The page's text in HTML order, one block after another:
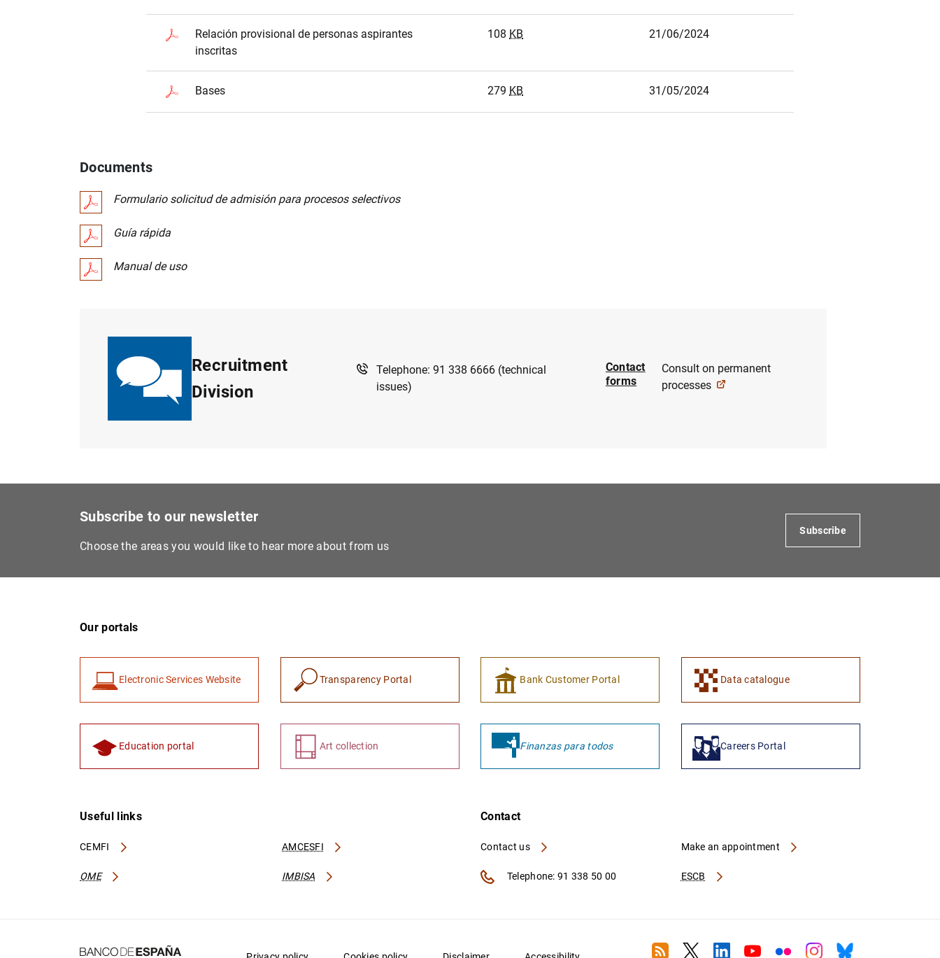
Relación provisional de personas aspirantes
inscritas
108 KB 21/06/2024
Bases 279 KB 31/05/2024
Documents
Formulario solicitud de admisión para procesos selectivos
Guía rápida
Manual de uso
Recruitment
Division
Telephone: 91 338 6666 (technical
issues)
Contact
forms
Consult on permanent
processes
Subscribe to our newsletter
Choose the areas you would like to hear more about from us
Subscribe
Our portals
Electronic Services Website Transparency Portal Bank Customer Portal Data catalogue
Education portal Art collection Finanzas para todos Careers Portal
Useful links
CEMFI AMCESFI
OME IMBISA
Contact
Contact us
ESCB
Make an appointment
Telephone: 91 338 50 00
RSS TwitterLinkedin
YoutubeFlickrInstagram
Bluesky